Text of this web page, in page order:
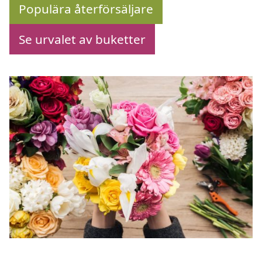
Populära återförsäljare
Se urvalet av buketter